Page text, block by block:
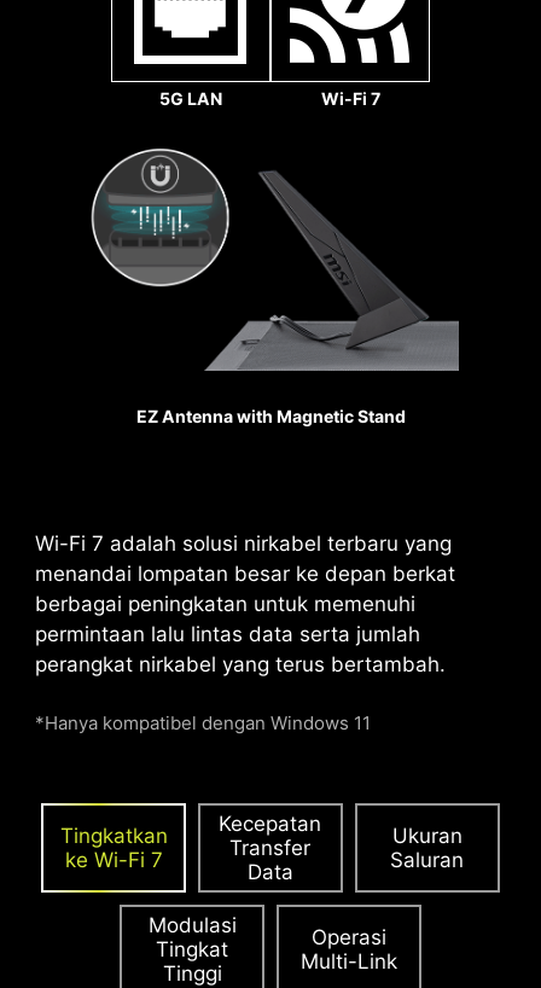
5G LAN Wi-Fi 7
EZ Antenna with Magnetic Stand
Wi-Fi 7 adalah solusi nirkabel terbaru yang
menandai lompatan besar ke depan berkat
berbagai peningkatan untuk memenuhi
permintaan lalu lintas data serta jumlah
perangkat nirkabel yang terus bertambah.
*Hanya kompatibel dengan Windows 11
Tingkatkan
ke Wi-Fi 7
Kecepatan
Transfer
Data
Ukuran
Saluran
Modulasi
Tingkat
Tinggi
Operasi
Multi-Link
32
1.2X WEIGHT ENDURANCE
STEEL ARMOR II
Dibandingkan dengan
ketahanan berat Steel
yang sangat baik.
PCIE SUPPLEMENTAL
POWER
Supplemental PCIe Power eksklusif
digunakan dalam komputasi AI dan
permainan, memastikan kinerja yang
stabil, efisien, dan berkelanjutan.
lebih lanjut tentang kompatibilitas casing.